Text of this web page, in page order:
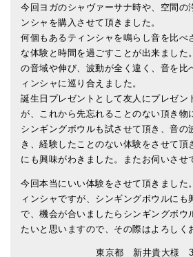
オンラインショップ
カートを見る
商品一覧
アマナマナのシンギングボウル
●チベット・シンギングボウル
●新・鍛造スペシャル
人気の3点セット
お得なアマナマナ・セット
今回ヨガのシャヴァーサナ時や、空間の
ンシャを購入させて頂きました。
何個もあるティンシャを鳴らし音を比べ
な体験と時間を過ごすことが出来ました
の音域や伸び、波動が全く違く、音を比
ィンシャに巡り合えました。
誕生日プレゼントとして友人にプレゼン
が、これから先忘れることのない頂き物
シンギングボウルも試させて頂き、音の
き、経験したことのない体験をさせて頂
にも興味がわきました。またお伺いさせ
今回本当にいい体験をさせて頂きました
ィンシャですが、シンギングボウルにも
で、機会が合いましたらシンギングボウ
たいと思いますので、その際はよろしく
東京都 新井貴大様